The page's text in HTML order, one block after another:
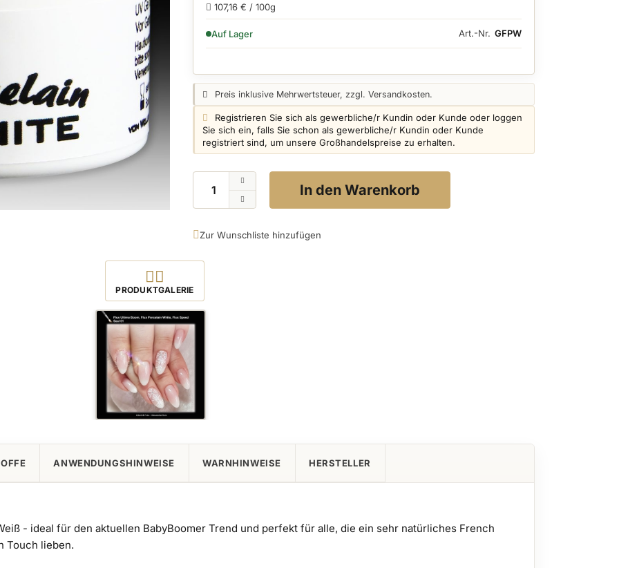
107,16 € / 100g
VERFÜGBARKEIT:
Auf Lager Art.-Nr. GFPW
Preisangabe:
Preis inklusive Mehrwertsteuer, zzgl. Versandkosten.
Login info:
Registrieren Sie sich als gewerbliche/r Kundin oder Kunde oder loggen
Sie sich ein, falls Sie schon als gewerbliche/r Kundin oder Kunde
registriert sind, um unsere Großhandelspreise zu erhalten.
In den Warenkorb
Zur Wunschliste hinzufügen
Produktbilder öffnen
PRODUKTGALERIE
- ideal für den aktuellen BabyBoomer Trend und perfekt für alle, die ein sehr natürliches French
Touch lieben.
ANWENDUNGSHINWEISE WARNHINWEISE HERSTELLER